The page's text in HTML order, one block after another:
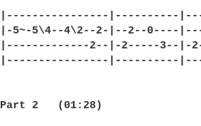
|----------------|----------
|-5~-5\4--4\2--2-|--2--0----
|-------------2--|-2-----3--|-
|----------------
Part 2   (01:28)